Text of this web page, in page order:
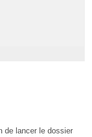
de lancer le dossier